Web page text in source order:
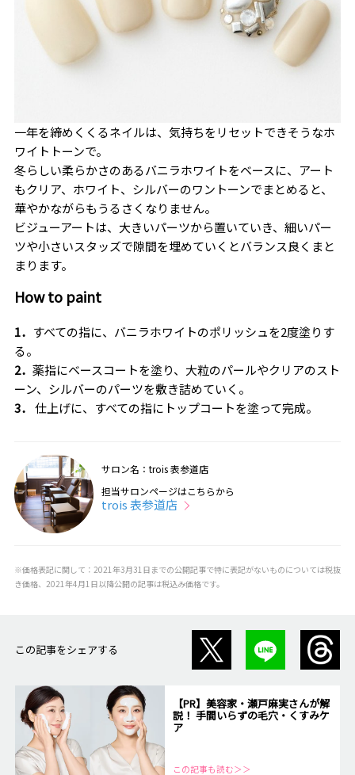
一年を締めくくるネイルは、気持ちをリセットできそうなホ
ワイトトーンで。
冬らしい柔らかさのあるバニラホワイトをベースに、アート
もクリア、ホワイト、シルバーのワントーンでまとめると、
華やかながらもうるさくなりません。
ビジューアートは、大きいパーツから置いていき、細いパー
ツや小さいスタッズで隙間を埋めていくとバランス良くまと
まります。
How to paint
1． すべての指に、バニラホワイトのポリッシュを2度塗りす
る。
2． 薬指にベースコートを塗り、大粒のパールやクリアのスト
ーン、シルバーのパーツを敷き詰めていく。
3． 仕上げに、すべての指にトップコートを塗って完成。
サロン名：trois 表参道店
担当サロンページはこちらから
trois 表参道店
※価格表記に関して：2021年3月31日までの公開記事で特に表記がないものについては税抜
き価格、2021年4月1日以降公開の記事は税込み価格です。
この記事をシェアする
【PR】美容家・瀬戸麻実さんが解
説！ 手間いらずの毛穴・くすみケ
ア
この記事も読む＞＞